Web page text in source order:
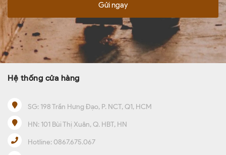
Gửi ngay
Hệ thống cửa hàng
SG: 198 Trần Hưng Đạo, P. NCT, Q1, HCM
HN: 101 Bùi Thị Xuân, Q. HBT, HN
Hotline:0867.675.067